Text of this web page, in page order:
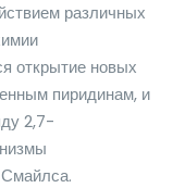
различных
открытие новых
пиридинам, и
2,7-
Смайлса.